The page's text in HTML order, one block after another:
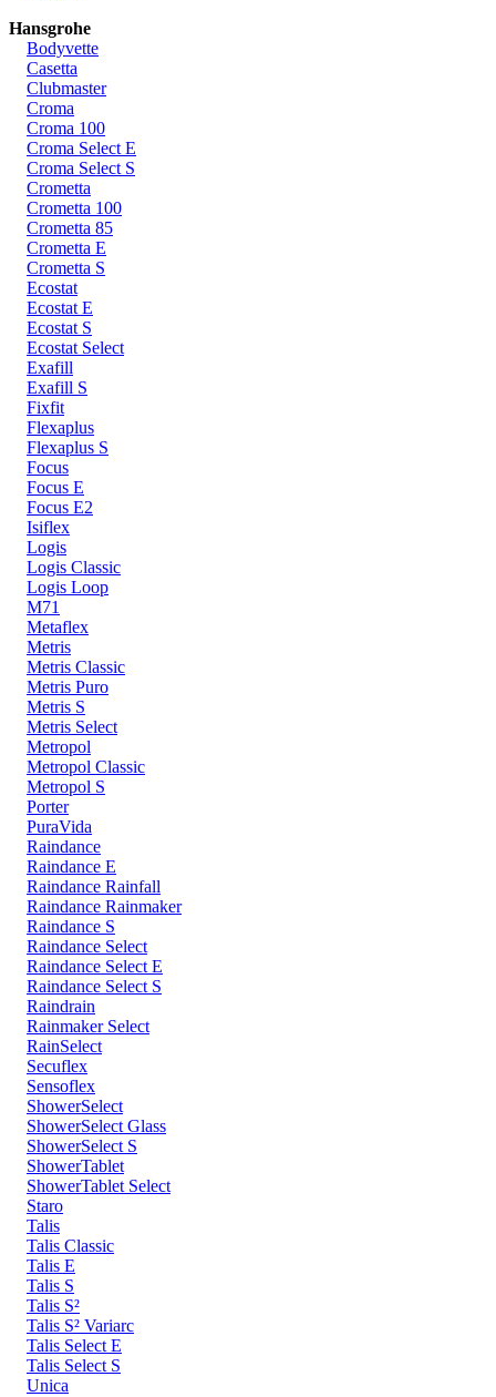
Hansgrohe
Bodyvette
Casetta
Clubmaster
Croma
Croma 100
Croma Select E
Croma Select S
Crometta
Crometta 100
Crometta 85
Crometta E
Crometta S
Ecostat
Ecostat E
Ecostat S
Ecostat Select
Exafill
Exafill S
Fixfit
Flexaplus
Flexaplus S
Focus
Focus E
Focus E2
Isiflex
Logis
Logis Classic
Logis Loop
M71
Metaflex
Metris
Metris Classic
Metris Puro
Metris S
Metris Select
Metropol
Metropol Classic
Metropol S
Porter
PuraVida
Raindance
Raindance E
Raindance Rainfall
Raindance Rainmaker
Raindance S
Raindance Select
Raindance Select E
Raindance Select S
Raindrain
Rainmaker Select
RainSelect
Secuflex
Sensoflex
ShowerSelect
ShowerSelect Glass
ShowerSelect S
ShowerTablet
ShowerTablet Select
Staro
Talis
Talis Classic
Talis E
Talis S
Talis S²
Talis S² Variarc
Talis Select E
Talis Select S
Unica